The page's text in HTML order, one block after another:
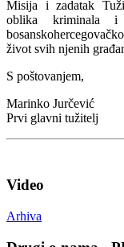
Misija i zadatak
oblika kriminala i
život svih njenih
S poštovanjem,
Marinko Jurčević
Prvi glavni tužitelj
Video
Arhiva